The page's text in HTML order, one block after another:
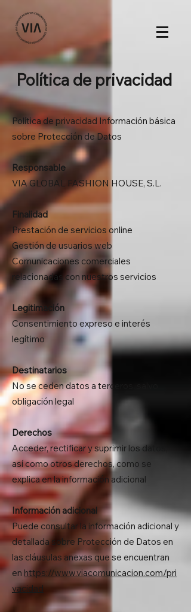
Política de privacidad
Política de privacidad Información básica
sobre Protección de Datos​​
Responsable
VIA GLOBAL FASHION HOUSE, S.L.
Finalidad
Prestación de servicios online
Gestión de usuarios web
Comunicaciones comerciales
relacionadas con nuestros servicios
Legitimación
Consentimiento expreso e interés
legítimo
Destinatarios
No se ceden datos a terceros, salvo
obligación legal
Derechos
Acceder, rectificar y suprimir los datos,
así como otros derechos, como se
explica en la información adicional
Información adicional
Puede consultar la información adicional y
detallada sobre Protección de Datos en
las cláusulas anexas que se encuentran
en https://www.viacomunicacion.com/pri
vacidad